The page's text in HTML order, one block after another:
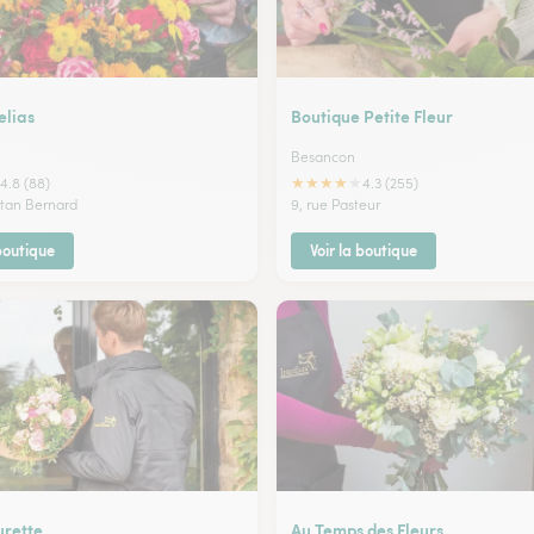
4.8 (88)
Bernard
Boutique Petite Fleur
Besancon
★★★★
4.3 (255)
9, rue Pasteur
Voir la boutique
Au Temps des Fleurs